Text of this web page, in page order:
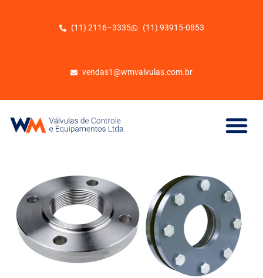
(11) 2116–3335 (11) 93915-0853
vendas1@wmvalvulas.com.br